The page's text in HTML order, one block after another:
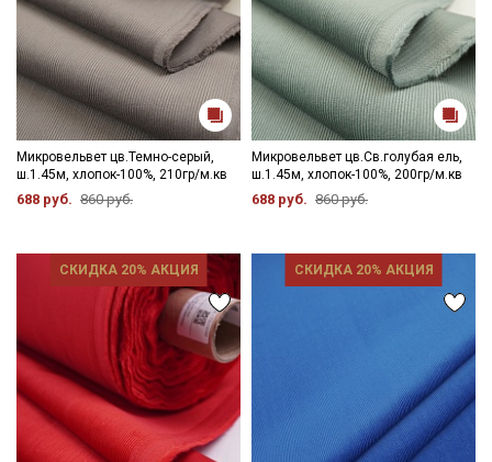
Микровельвет цв.Темно-серый,
ш.1.45м, хлопок-100%, 210гр/м.кв
688 руб. 860 руб.
Микровельвет цв.Св.голубая ель,
ш.1.45м, хлопок-100%, 200гр/м.кв
688 руб. 860 руб.
СКИДКА 20% АКЦИЯ СКИДКА 20% АКЦИЯ
Секретная рассылка от Купава
Мы публикуем здесь дополнительные
промокоды и скидки до 30% на узкие
категории тканей